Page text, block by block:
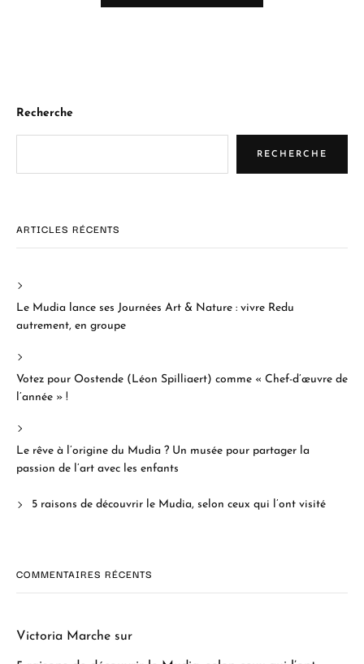
Recherche
RECHERCHE
ARTICLES RÉCENTS
Le Mudia lance ses Journées Art & Nature : vivre Redu
autrement, en groupe
Votez pour Oostende (Léon Spilliaert) comme « Chef-d’œuvre de
l’année » !
Le rêve à l’origine du Mudia ? Un musée pour partager la
passion de l’art avec les enfants
5 raisons de découvrir le Mudia, selon ceux qui l’ont visité
COMMENTAIRES RÉCENTS
Victoria Marche sur